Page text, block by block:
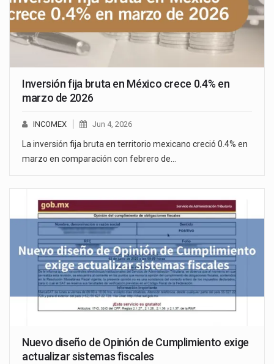
Inversión fija bruta en México crece 0.4% en
marzo de 2026
INCOMEX Jun 4, 2026
La inversión fija bruta en territorio mexicano creció 0.4% en
marzo en comparación con febrero de…
Nuevo diseño de Opinión de Cumplimiento exige
actualizar sistemas fiscales